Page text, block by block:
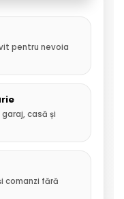
pentru nevoia
casă și
comanzi fără